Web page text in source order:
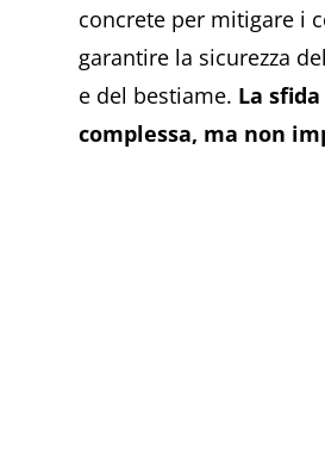
concrete per mitigare i
garantire la sicurezza
e del bestiame. La sfida
complessa, ma non